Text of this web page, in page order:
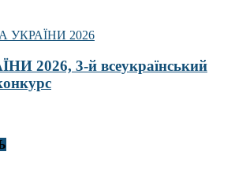
2026, 3-й всеукраїнський